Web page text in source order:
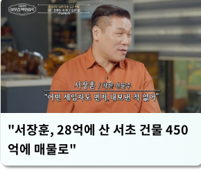
"서장훈, 28억에 산 서초 건물 450
억에 매물로"